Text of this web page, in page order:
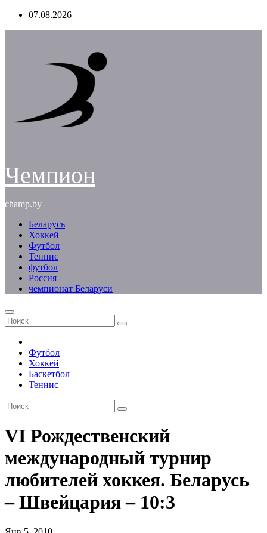
Перейти07.08.2026
Чемпион
champ.by
Беларусь
Хоккей
Футбол
Теннис
футбол
Россия
чемпионат Беларуси
Футбол
Хоккей
Баскетбол
Теннис
VI Рождественский
международный турнир
любителей хоккея. Беларусь
– Швейцария – 10:3